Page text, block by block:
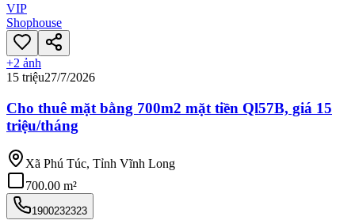
VIP
Shophouse
+2 ảnh
15 triệu27/7/2026
Cho thuê mặt bằng 700m2 mặt tiền Ql57B, giá 15
triệu/tháng
Xã Phú Túc, Tỉnh Vĩnh Long
700.00 m²
1900232323